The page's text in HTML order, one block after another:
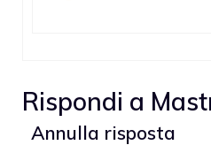
Rispondi a
Annulla risposta